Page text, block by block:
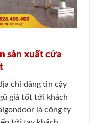
sản xuất cửa
chỉ đáng tin cậy
giá tốt tới khách
là công ty